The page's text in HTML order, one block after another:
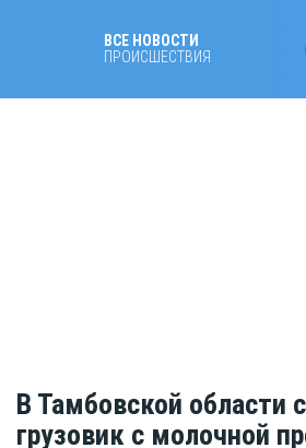
ВСЕ НОВОСТИ
ПРОИСШЕСТВИЯ
В Тамбовской области
грузовик с молочной